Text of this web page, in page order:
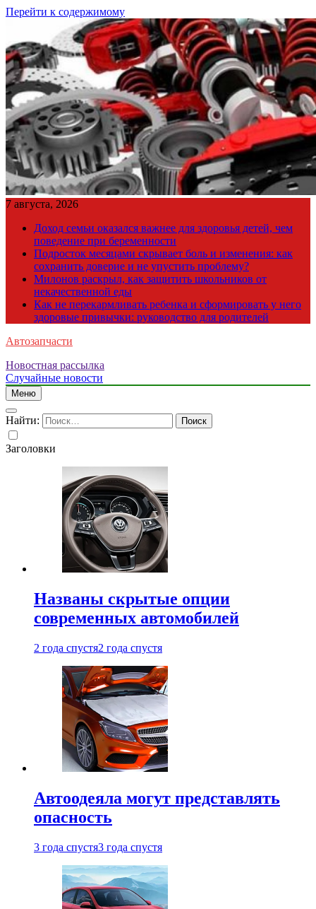
Перейти к содержимому
7 августа, 2026
Доход семьи оказался важнее для здоровья детей, чем
поведение при беременности
Подросток месяцами скрывает боль и изменения: как
сохранить доверие и не упустить проблему?
Милонов раскрыл, как защитить школьников от
некачественной еды
Как не перекармливать ребенка и сформировать у него
здоровые привычки: руководство для родителей
Автозапчасти
Новостная рассылка
Случайные новости
Меню
Найти:
Заголовки
Названы скрытые опции
современных автомобилей
2 года спустя2 года спустя
Автоодеяла могут представлять
опасность
3 года спустя3 года спустя